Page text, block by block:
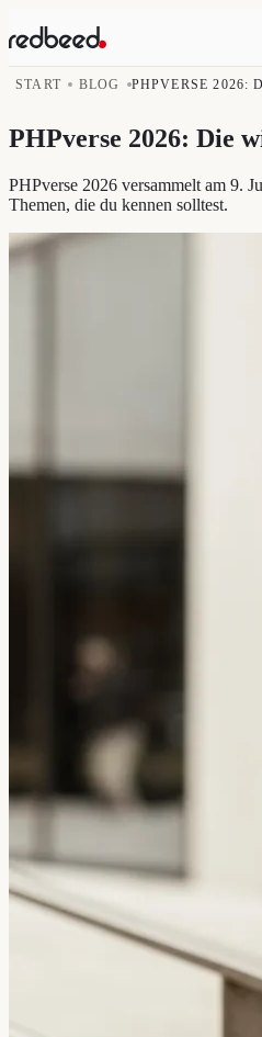
START BLOG PHPVERSE 2026:
PHPverse 2026: Die
PHPverse 2026 versammelt am 9.
Themen, die du kennen solltest.